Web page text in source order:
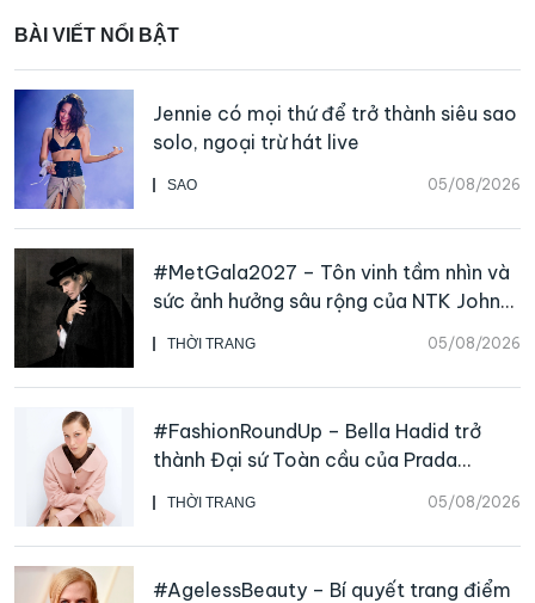
BÀI VIẾT NỔI BẬT
SAO 05/08/2026
Jennie có mọi thứ để trở thành siêu sao
solo, ngoại trừ hát live
THỜI TRANG 05/08/2026
#MetGala2027 – Tôn vinh tầm nhìn và
sức ảnh hưởng sâu rộng của NTK John
Galliano
THỜI TRANG 05/08/2026
#FashionRoundUp – Bella Hadid trở
thành Đại sứ Toàn cầu của Prada
Beauty, CHANEL mua lại Charvet
#AgelessBeauty – Bí quyết trang điểm